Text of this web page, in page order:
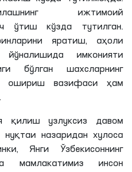
ижтимоий
ўтиш кўзда тутилган.
яратиш, аҳоли
имконияти
бўлган шахсларнинг
ошириш вазифаси ҳам
қилиш узлуксиз давом
назаридан хулоса
Янги Ўзбекисоннинг
мамлакатимиз инсон